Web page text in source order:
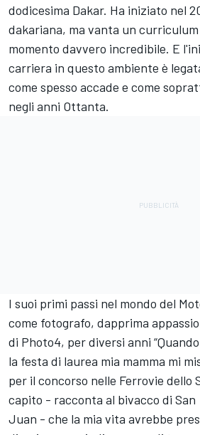
dodicesima Dakar. Ha iniziato nel
dakariana, ma vanta un
momento davvero incredibile. E
carriera in questo ambiente è
come spesso accade e come
negli anni Ottanta.
I suoi primi passi nel mondo del
come fotografo, dapprima
di Photo4, per diversi anni
la festa di laurea mia mamma mi
per il concorso nelle Ferrovie dello
capito - racconta al bivacco di San
Juan - che la mia vita avrebbe